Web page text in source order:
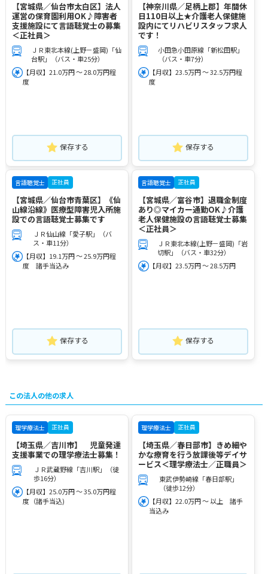
【宮城県／仙台市太白区】法人
運営の保育園利用OK♪障害者
支援施設にて言語聴覚士の募集
＜正社員＞
ＪＲ東北本線(上野－盛岡)「仙
台駅」（バス・車25分）
【月収】21.0万円 ～ 28.0万円程
度
保存する
【神奈川県／足柄上郡】年間休
日110日以上★介護老人保健施
設内にてリハビリスタッフ求人
です！
小田急小田原線「新松田駅」
（バス・車7分）
【月収】23.5万円 ～ 32.5万円程
度
保存する
言語聴覚士 正社員
【宮城県／仙台市青葉区】《仙
山線沿線》医療型障害児入所施
設での言語聴覚士募集です
ＪＲ仙山線「愛子駅」（バ
ス・車11分）
【月収】19.1万円 ～ 25.9万円程
度 諸手当込み
保存する
言語聴覚士 正社員
【宮城県／富谷市】退職金制度
あり◎マイカー通勤OK♪介護
老人保健施設の言語聴覚士募集
＜正社員＞
ＪＲ東北本線(上野－盛岡)「岩
切駅」（バス・車32分）
【月収】23.5万円 ～ 28.5万円
保存する
この法人の他の求人
理学療法士 正社員
【埼玉県／吉川市】 児童発達
支援事業での理学療法士募集！
ＪＲ武蔵野線「吉川駅」（徒
歩16分）
【月収】25.0万円 ～ 35.0万円程
度（諸手当込)
理学療法士 正社員
【埼玉県／春日部市】きめ細や
かな療育を行う放課後等デイサ
ービス＜理学療法士／正職員＞
東武伊勢崎線「春日部駅」
（徒歩12分）
【月収】22.0万円 ～ 以上 諸手
当込み